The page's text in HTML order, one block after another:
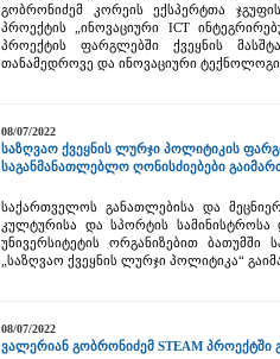
გობრონიძემ კორეის ექსპერტთა
პროექტის „ინოვაციური ICT
პროექტის ფარგლებში ქვეყნის
თანამედროვე და ინოვაციური
08/07/2022
საზღვაო ქვეყნის ლურჯი პოლიტიკის
საგანმანათლებლო ღონისძიებები
საქართველოს განათლებისა და
კულტურისა და სპორტის
უნივერსიტეტის ორგანიზებით ბათუმში
„საზღვაო ქვეყნის ლურჯი პოლიტიკა“
08/07/2022
ვალერიან გობრონიძემ STEAM